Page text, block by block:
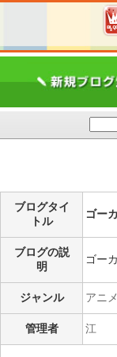
ブログタイ
トル
ゴー
ブログの説
明
ゴー
ジャンル アニメ
管理者 江